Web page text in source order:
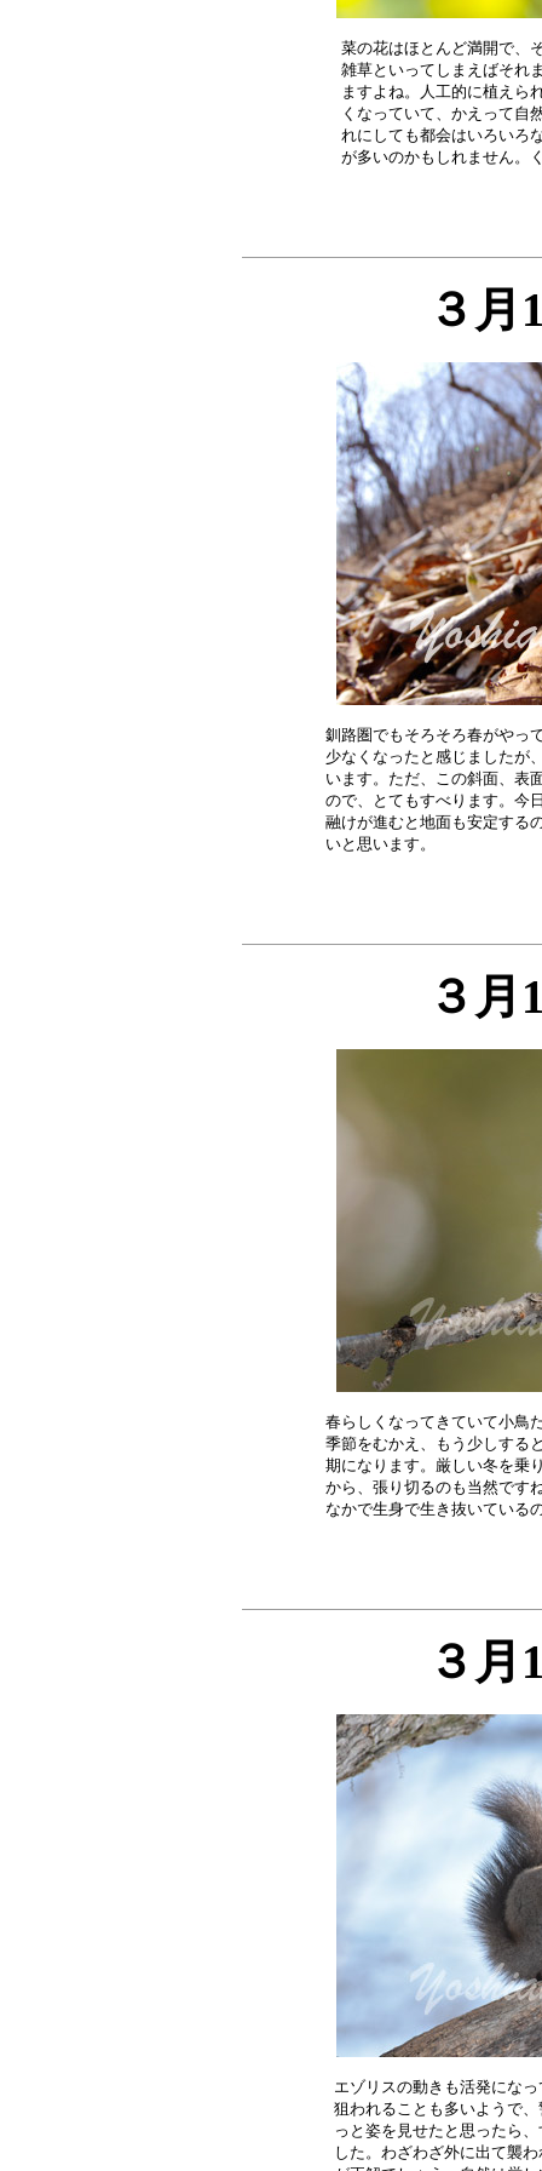
菜の花はほとんど満開で、
雑草といってしまえばそれ
ますよね。人工的に植えら
くなっていて、かえって自
れにしても都会はいろいろ
３月
釧路圏でもそろそろ春がやっ
少なくなったと感じましたが
います。ただ、この斜面、表
ので、とてもすべります。今
融けが進むと地面も安定する
３月
春らしくなってきていて小鳥
季節をむかえ、もう少しする
期になります。厳しい冬を乗
から、張り切るのも当然です
３月
エゾリスの動きも活発にな
狙われることも多いようで
っと姿を見せたと思ったら
した。わざわざ外に出て襲